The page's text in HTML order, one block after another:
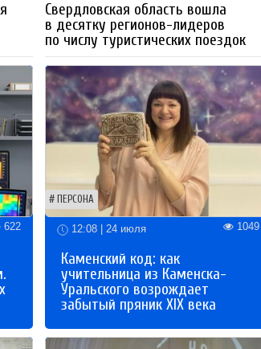
Свердловская область вошла
в десятку регионов-лидеров
по числу туристических поездок
622
ПЕРСОНА
12:08 | 24 июля 1049
Каменский код: как
учительница из Каменска-
Уральского возрождает
забытый пряник XIX века